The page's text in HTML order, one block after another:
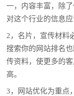
一，内容丰富，除
对这个行业的信息
2，名片，宣传材料
搜索你的网站排名
传资料，使更多的
高。
3，网站优化为重点